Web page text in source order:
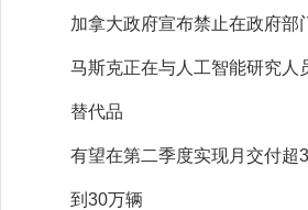
加拿大政府宣布禁止在政府部
马斯克正在与人工智能研究人
替代品
有望在第二季度实现月交付超
到30万辆